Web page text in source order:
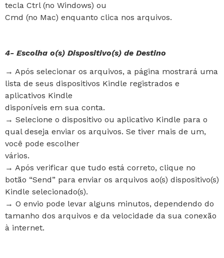
tecla Ctrl (no Windows) ou
Cmd (no Mac) enquanto clica nos arquivos.
4- Escolha o(s) Dispositivo(s) de Destino
→ Após selecionar os arquivos, a página mostrará uma
lista de seus dispositivos Kindle registrados e
aplicativos Kindle
disponíveis em sua conta.
→ Selecione o dispositivo ou aplicativo Kindle para o
qual deseja enviar os arquivos. Se tiver mais de um,
você pode escolher
vários.
→ Após verificar que tudo está correto, clique no
botão “Send” para enviar os arquivos ao(s) dispositivo(s)
Kindle selecionado(s).
→ O envio pode levar alguns minutos, dependendo do
tamanho dos arquivos e da velocidade da sua conexão
à internet.